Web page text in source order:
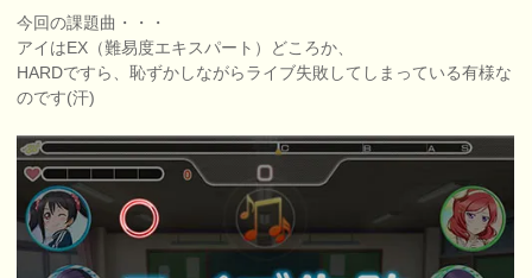
今回の課題曲・・・
アイはEX（難易度エキスパート）どころか、
HARDですら、恥ずかしながらライブ失敗してしまっている有様な
のです(汗)